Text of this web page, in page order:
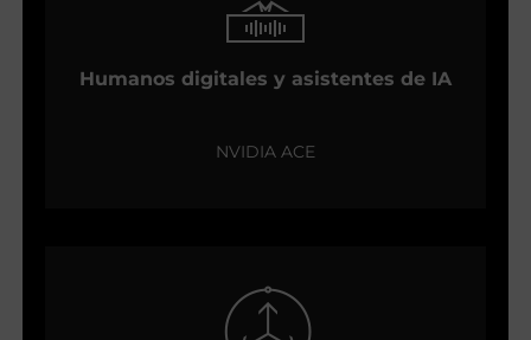
Humanos digitales y asistentes de IA
NVIDIA ACE